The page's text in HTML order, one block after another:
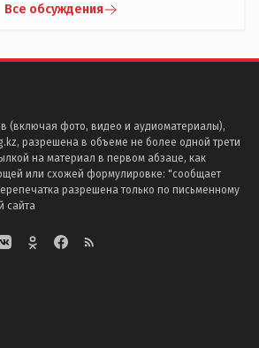
Все обсуждения
(включая фото, видео и аудиоматериалы),
разрешена в объеме не более одной трети
на материал в первом абзаце, как
или схожей формулировке: "сообщает
разрешена только по письменному
сайта